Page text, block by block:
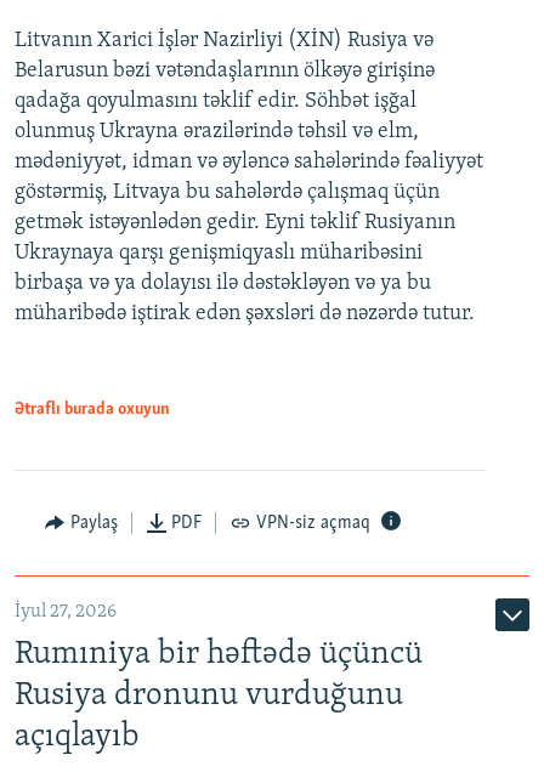
Litvanın Xarici İşlər Nazirliyi (XİN) Rusiya və
Belarusun bəzi vətəndaşlarının ölkəyə girişinə
qadağa qoyulmasını təklif edir. Söhbət işğal
olunmuş Ukrayna ərazilərində təhsil və elm,
mədəniyyət, idman və əyləncə sahələrində fəaliyyət
göstərmiş, Litvaya bu sahələrdə çalışmaq üçün
getmək istəyənlədən gedir. Eyni təklif Rusiyanın
Ukraynaya qarşı genişmiqyaslı müharibəsini
birbaşa və ya dolayısı ilə dəstəkləyən və ya bu
müharibədə iştirak edən şəxsləri də nəzərdə tutur.
Ətraflı burada oxuyun
Paylaş PDF VPN-siz açmaq
İyul 27, 2026
Rumıniya bir həftədə üçüncü
Rusiya dronunu vurduğunu
açıqlayıb